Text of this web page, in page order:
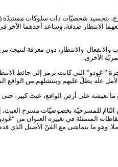
بتجسيد شخصيّات ذات سلوكات مستبدّة
الانتظار صدفة، وساعد أحدهما
والانتظار، دون معرفة لنتيجة
الأخرى.
” غودو” التي كانت ترمز إلى حائط
علّه يطلّ عليهم وينتشلهم من الواقع
على أرض الواقع، عبث كبير، حتى
التّامّ للمسرحيّة بخصوصيّات مسرح
المتمثلة في تغييره العنوان
وهو ما يتماشى مع الفنّ الأصيل الذي